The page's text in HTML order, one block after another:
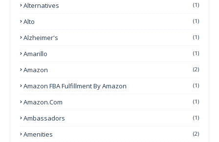
Alternatives (1)
Alto (1)
Alzheimer's (1)
Amarillo (1)
Amazon (2)
Amazon FBA Fulfillment By Amazon (1)
Amazon.com (1)
Ambassadors (1)
Amenities (2)